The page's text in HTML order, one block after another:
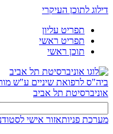
דילוג לתוכן העיקרי
תפריט עליון
תפריט ראשי
תוכן ראשי
ביה"ס לרפואת שיניים ע"ש
אוניברסיטת תל אביב
מערכת פניותאזור אישי